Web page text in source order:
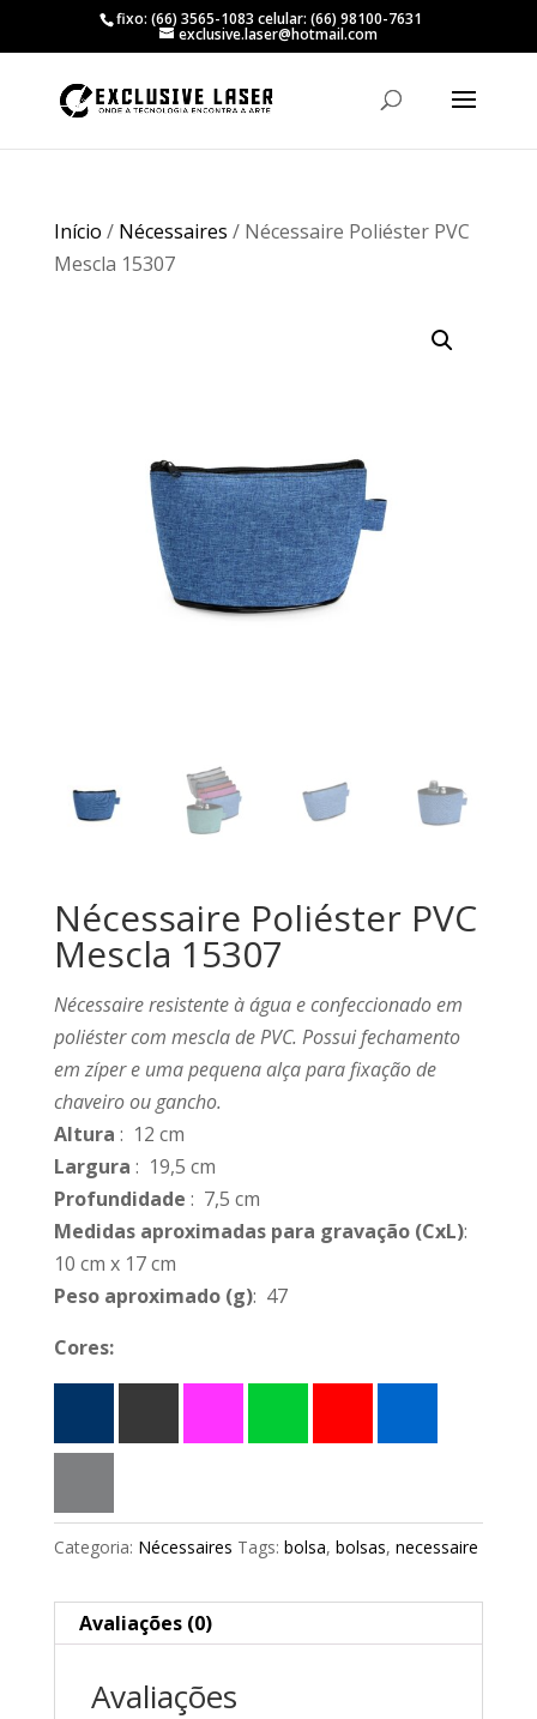
fixo: (66) 3565-1083 celular: (66) 98100-7631
exclusive.laser@hotmail.com
Início / Nécessaires / Nécessaire Poliéster PVC
Mescla 15307
Nécessaire Poliéster PVC
Mescla 15307
Nécessaire resistente à água e confeccionado em
poliéster com mescla de PVC. Possui fechamento
em zíper e uma pequena alça para fixação de
chaveiro ou gancho.
Altura : 12 cm
Largura : 19,5 cm
Profundidade : 7,5 cm
Medidas aproximadas para gravação(CxL):
10 cm x 17 cm
Peso aproximado(g): 47
Cores:
Categoria: Nécessaires Tags: bolsa, bolsas, necessaire
Avaliações (0)
Avaliações